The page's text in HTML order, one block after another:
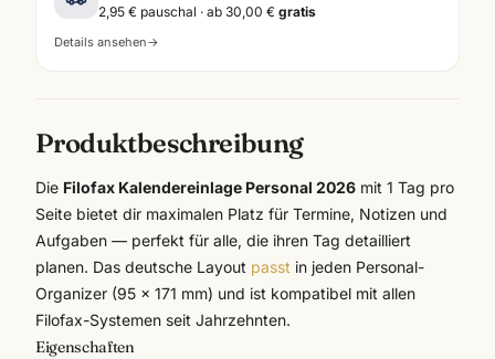
2,95 € pauschal · ab 30,00 € gratis
Details ansehen→
Produktbeschreibung
Die Filofax Kalendereinlage Personal 2026 mit 1 Tag pro
Seite bietet dir maximalen Platz für Termine, Notizen und
Aufgaben — perfekt für alle, die ihren Tag detailliert
planen. Das deutsche Layout passt in jeden Personal-
Organizer (95 × 171 mm) und ist kompatibel mit allen
Filofax-Systemen seit Jahrzehnten.
Eigenschaften